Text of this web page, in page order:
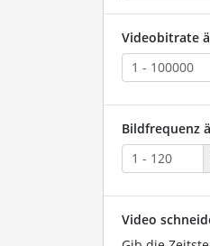
Videobitrate
Bildfrequenz
Video